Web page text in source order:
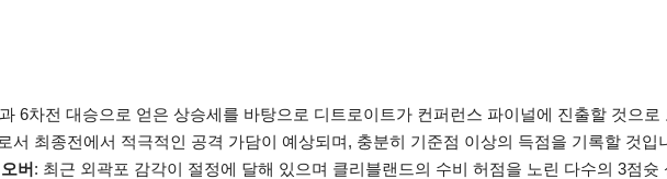
6차전 대승으로 얻은 상승세를 바탕으로 디트로이트가 컨퍼런스 파이널에 진출할 것으로
서 최종전에서 적극적인 공격 가담이 예상되며, 충분히 기준점 이상의 득점을 기록할 것입
버 : 최근 외곽포 감각이 절정에 달해 있으며 클리블랜드의 수비 허점을 노린 다수의 3점슛